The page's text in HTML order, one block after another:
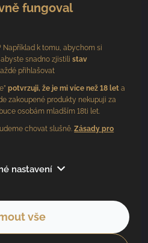
fungoval
Například k tomu, abychom si
abyste snadno zjistilistav
přihlašovat
potvrzuji, že je mi více než 18 let a
zakoupené produkty nekupuji za
osobám mladším 18ti let.
chovat slušně.Zásady pro
nastavení
vše
nás
. Všechna práva vyhrazena.